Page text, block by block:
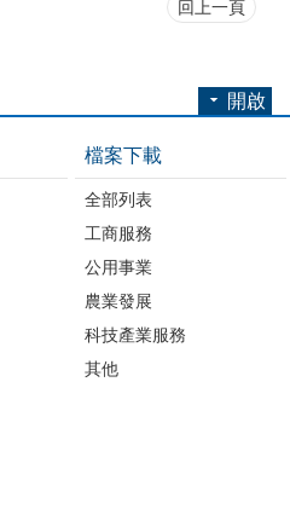
回上一頁
開啟
檔案下載
全部列表
工商服務
公用事業
農業發展
科技產業服務
其他